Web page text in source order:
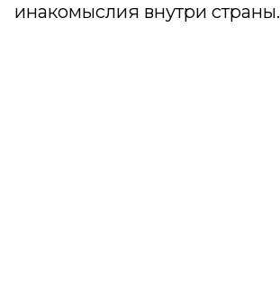
инакомыслия внутри страны.